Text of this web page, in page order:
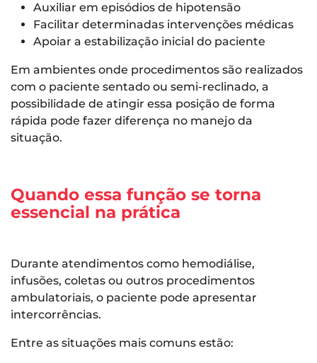
Auxiliar em episódios de hipotensão
Facilitar determinadas intervenções médicas
Apoiar a estabilização inicial do paciente
Em ambientes onde procedimentos são realizados
com o paciente sentado ou semi-reclinado, a
possibilidade de atingir essa posição de forma
rápida pode fazer diferença no manejo da
situação.
Quando essa função se torna
essencial na prática
Durante atendimentos como hemodiálise,
infusões, coletas ou outros procedimentos
ambulatoriais, o paciente pode apresentar
intercorrências.
Entre as situações mais comuns estão: